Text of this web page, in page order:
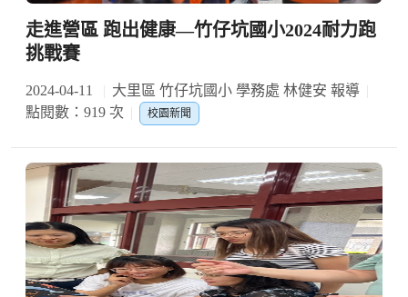
走進營區 跑出健康—竹仔坑國小2024耐力跑
挑戰賽
2024-04-11
大里區 竹仔坑國小 學務處 林健安 報導
點閱數：919 次
校園新聞